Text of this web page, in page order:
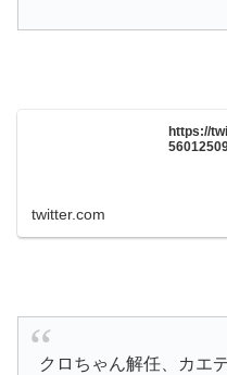
https://
twitter.com
クロちゃん解任、カエ